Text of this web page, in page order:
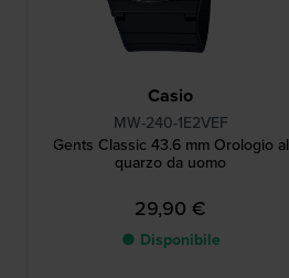
Casio
MW-240-1E2VEF
Gents Classic 43.6 mm Orologio al
quarzo da uomo
29,90 €
● Disponibile